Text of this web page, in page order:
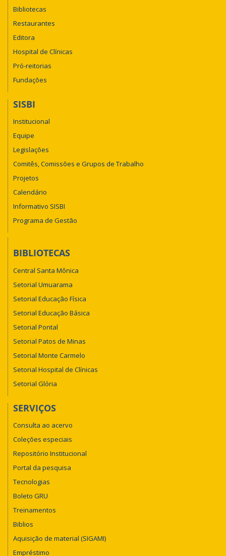
Bibliotecas
Restaurantes
Editora
Hospital de Clínicas
Pró-reitorias
Fundações
SISBI
Institucional
Equipe
Legislações
Comitês, Comissões e Grupos de Trabalho
Projetos
Calendário
Informativo SISBI
Programa de Gestão
BIBLIOTECAS
Central Santa Mônica
Setorial Umuarama
Setorial Educação Física
Setorial Educação Básica
Setorial Pontal
Setorial Patos de Minas
Setorial Monte Carmelo
Setorial Hospital de Clínicas
Setorial Glória
SERVIÇOS
Consulta ao acervo
Coleções especiais
Repositório Institucional
Portal da pesquisa
Tecnologias
Boleto GRU
Treinamentos
Biblios
Aquisição de material (SIGAMI)
Empréstimo